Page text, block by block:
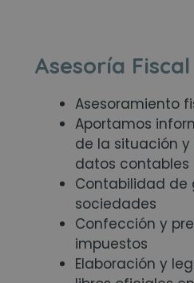
Asesoría Fiscal
Asesoramiento
Aportamos
de la situación y
datos contables
Contabilidad de
sociedades
Confección y
impuestos
Elaboración y